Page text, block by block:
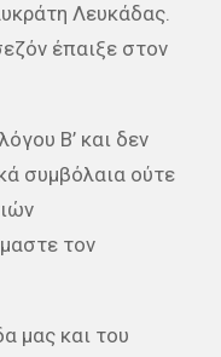
Λευκάδας.
έπαιξε στον
Β’ και δεν
συμβόλαια ούτε
τον
μας και του